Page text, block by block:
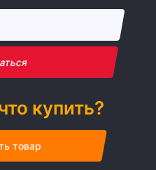
купить?
товар